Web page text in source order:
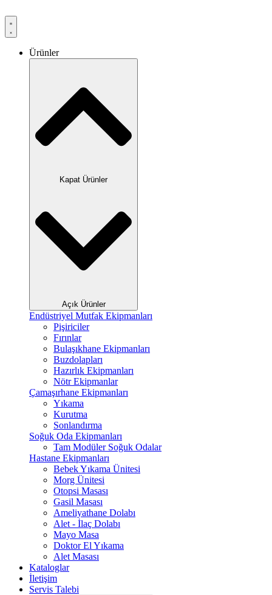
Ürünler
Kapat Ürünler
Açık Ürünler
Endüstriyel Mutfak Ekipmanları
Pişiriciler
Fırınlar
Bulaşıkhane Ekipmanları
Buzdolapları
Hazırlık Ekipmanları
Nötr Ekipmanlar
Çamaşırhane Ekipmanları
Yıkama
Kurutma
Sonlandırma
Soğuk Oda Ekipmanları
Tam Modüler Soğuk Odalar
Hastane Ekipmanları
Bebek Yıkama Ünitesi
Morg Ünitesi
Otopsi Masası
Gasil Masası
Ameliyathane Dolabı
Alet - İlaç Dolabı
Mayo Masa
Doktor El Yıkama
Alet Masası
Kataloglar
İletişim
Servis Talebi